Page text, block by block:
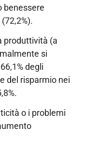
benessere
produttività (a
si
degli
del risparmio nei
o i problemi